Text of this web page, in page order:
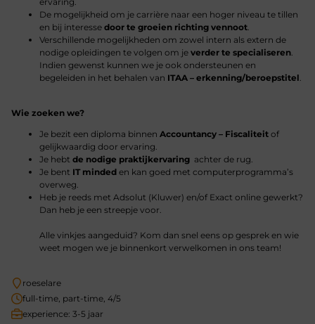
De mogelijkheid om je carrière naar een hoger niveau te tillen
en bij interesse door te groeien richting vennoot.
Verschillende mogelijkheden om zowel intern als extern de
nodige opleidingen te volgen om je verder te specialiseren.
Indien gewenst kunnen we je ook ondersteunen en
begeleiden in het behalen van ITAA – erkenning/beroepstitel.
Wie zoeken we?
Je bezit een diploma binnen Accountancy – Fiscaliteit of
gelijkwaardig door ervaring.
Je hebt de nodige praktijkervaring achter de rug.
Je bent IT minded en kan goed met computerprogramma’s
overweg.
Heb je reeds met Adsolut (Kluwer) en/of Exact online gewerkt?
Dan heb je een streepje voor.
Alle vinkjes aangeduid? Kom dan snel eens op gesprek en wie
weet mogen we je binnenkort verwelkomen in ons team!
roeselare
full-time, part-time, 4/5
experience: 3-5 jaar